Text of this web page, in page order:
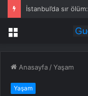
Menü
Anasayfa /Yaşam
Yaşam